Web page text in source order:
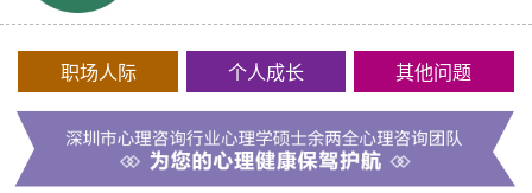
职场人际 个人成长 其他问题